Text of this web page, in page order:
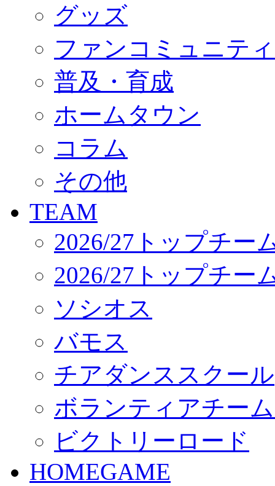
ACADEMY
アカデミーについて
コーチ&スタッフ
ジュニア
ジュニアユース
ユース
練習拠点（ナラディーア）
SCHOOL
CLUB
パートナー募集
クラブ理念
サステナビリティ
Web制作支援
応援プロジェクト
グッズ
ファンコミュニティ
普及・育成
ホームタウン
コラム
その他
TEAM
2026/27トップチー
2026/27トップチー
ソシオス
バモス
チアダンススクール
ボランティアチー
ビクトリーロード
HOMEGAME